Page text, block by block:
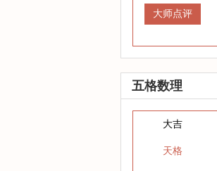
大师点评
五格数理
大吉
天格